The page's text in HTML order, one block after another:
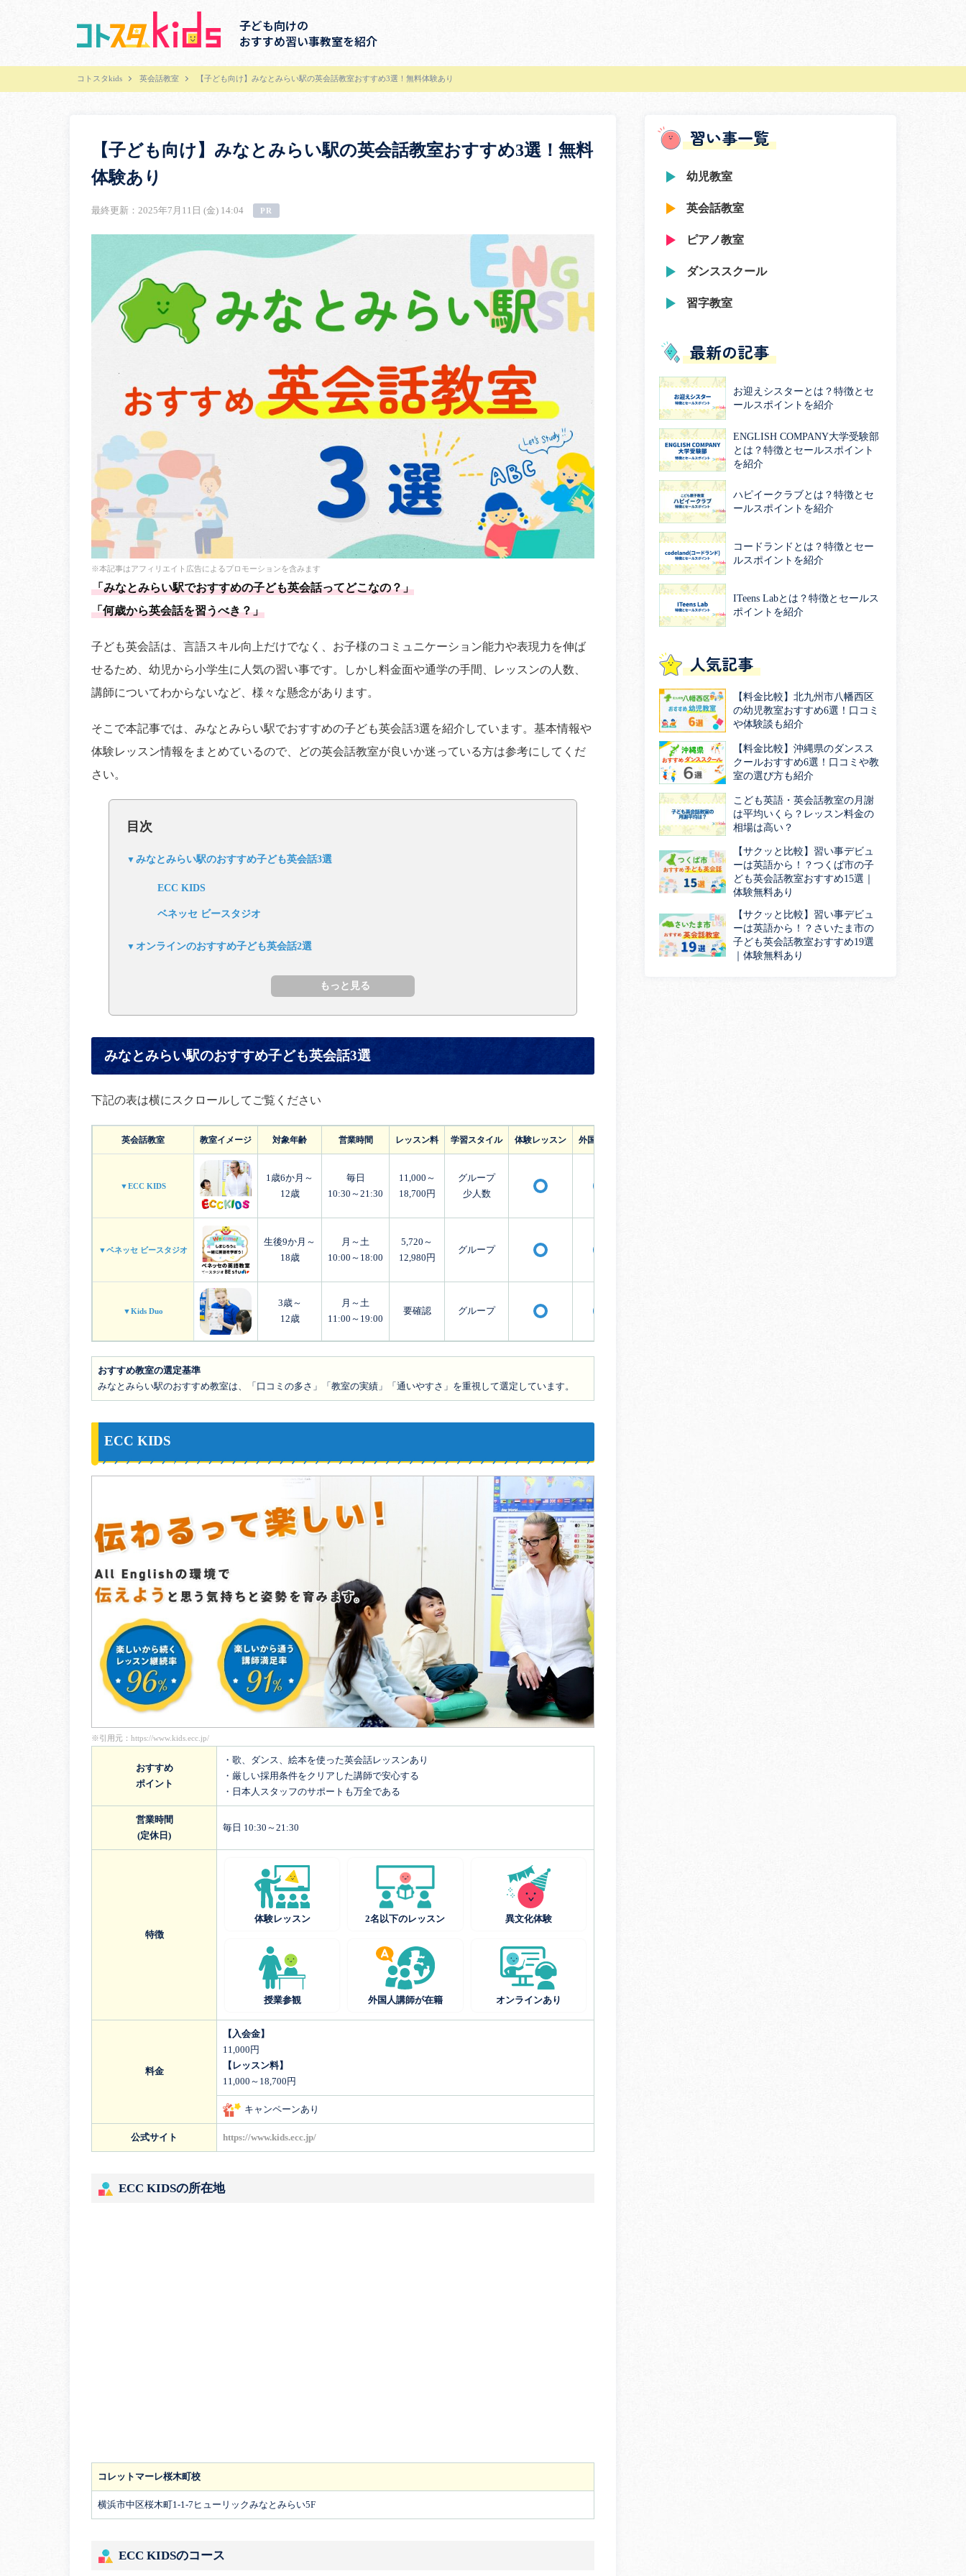
子ども向けの
おすすめ習い事教室を紹介
コトスタkids 英会話教室 【子ども向け】みなとみらい駅の英会話教室おすすめ3選！無料体験あり
【子ども向け】みなとみらい駅の英会話教室おすすめ3選！無料
体験あり
最終更新：2025年7月11日 (金) 14:04 PR
※本記事はアフィリエイト広告によるプロモーションを含みます
「みなとみらい駅でおすすめの子ども英会話ってどこなの？」
「何歳から英会話を習うべき？」
子ども英会話は、言語スキル向上だけでなく、お子様のコミュニケーション能力や表現力を伸ば
せるため、幼児から小学生に人気の習い事です。しかし料金面や通学の手間、レッスンの人数、
講師についてわからないなど、様々な懸念があります。
そこで本記事では、みなとみらい駅でおすすめの子ども英会話3選を紹介しています。基本情報や
体験レッスン情報をまとめているので、どの英会話教室が良いか迷っている方は参考にしてくだ
さい。
目次
みなとみらい駅のおすすめ子ども英会話3選
ECC KIDS
ベネッセ ビースタジオ
オンラインのおすすめ子ども英会話2選
みなとみらい駅のおすすめ子ども英会話3選
下記の表は横にスクロールしてご覧ください
英会話教室 教室イメージ 対象年齢 営業時間 レッスン料 学習スタイル 体験レッスン 外国人講師
▼ECC KIDS
1歳6か月～
12歳
毎日
10:30～21:30
11,000～
18,700円
グループ
少人数
▼ベネッセ ビースタジオ
生後9か月～
18歳
月～土
10:00～18:00
5,720～
12,980円
グループ
▼Kids Duo
3歳～
12歳
月～土
11:00～19:00
要確認 グループ
おすすめ教室の選定基準
みなとみらい駅のおすすめ教室は、「口コミの多さ」「教室の実績」「通いやすさ」を重視して選定しています。
ECC KIDS
※引用元： https://www.kids.ecc.jp/
おすすめ
ポイント
・歌、ダンス、絵本を使った英会話レッスンあり
・厳しい採用条件をクリアした講師で安心する
・日本人スタッフのサポートも万全である
営業時間
(定休日)
毎日 10:30～21:30
特徴
体験レッスン 2名以下のレッスン 異文化体験
授業参観 外国人講師が在籍 オンラインあり
料金
【入会金】
11,000円
【レッスン料】
11,000～18,700円
キャンペーンあり
公式サイト https://www.kids.ecc.jp/
ECC KIDSの所在地
コレットマーレ桜木町校
横浜市中区桜木町1-1-7ヒューリックみなとみらい5F
ECC KIDSのコース
習い事一覧
幼児教室
英会話教室
ピアノ教室
ダンススクール
習字教室
最新の記事
お迎えシスターとは？特徴とセ
ールスポイントを紹介
ENGLISH COMPANY大学受験部
とは？特徴とセールスポイント
を紹介
ハピイークラブとは？特徴とセ
ールスポイントを紹介
コードランドとは？特徴とセー
ルスポイントを紹介
ITeens Labとは？特徴とセールス
ポイントを紹介
人気記事
【料金比較】北九州市八幡西区
の幼児教室おすすめ6選！口コミ
や体験談も紹介
【料金比較】沖縄県のダンスス
クールおすすめ6選！口コミや教
室の選び方も紹介
こども英語・英会話教室の月謝
は平均いくら？レッスン料金の
相場は高い？
【サクッと比較】習い事デビュ
ーは英語から！？つくば市の子
ども英会話教室おすすめ15選｜
体験無料あり
【サクッと比較】習い事デビュ
ーは英語から！？さいたま市の
子ども英会話教室おすすめ19選
｜体験無料あり